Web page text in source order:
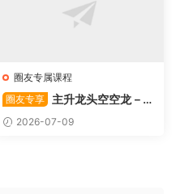
圈友专属课程
圈友专享
主升龙头空空龙－竞
价抢筹盘口的量化公式与十几
年的体系干货，全篇2026061
2026-07-09